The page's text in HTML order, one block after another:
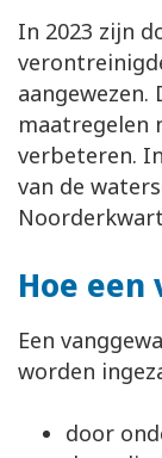
In 2023 zijn
maatregelen
verbeteren.
van de
Hoe een
Een
worden
door